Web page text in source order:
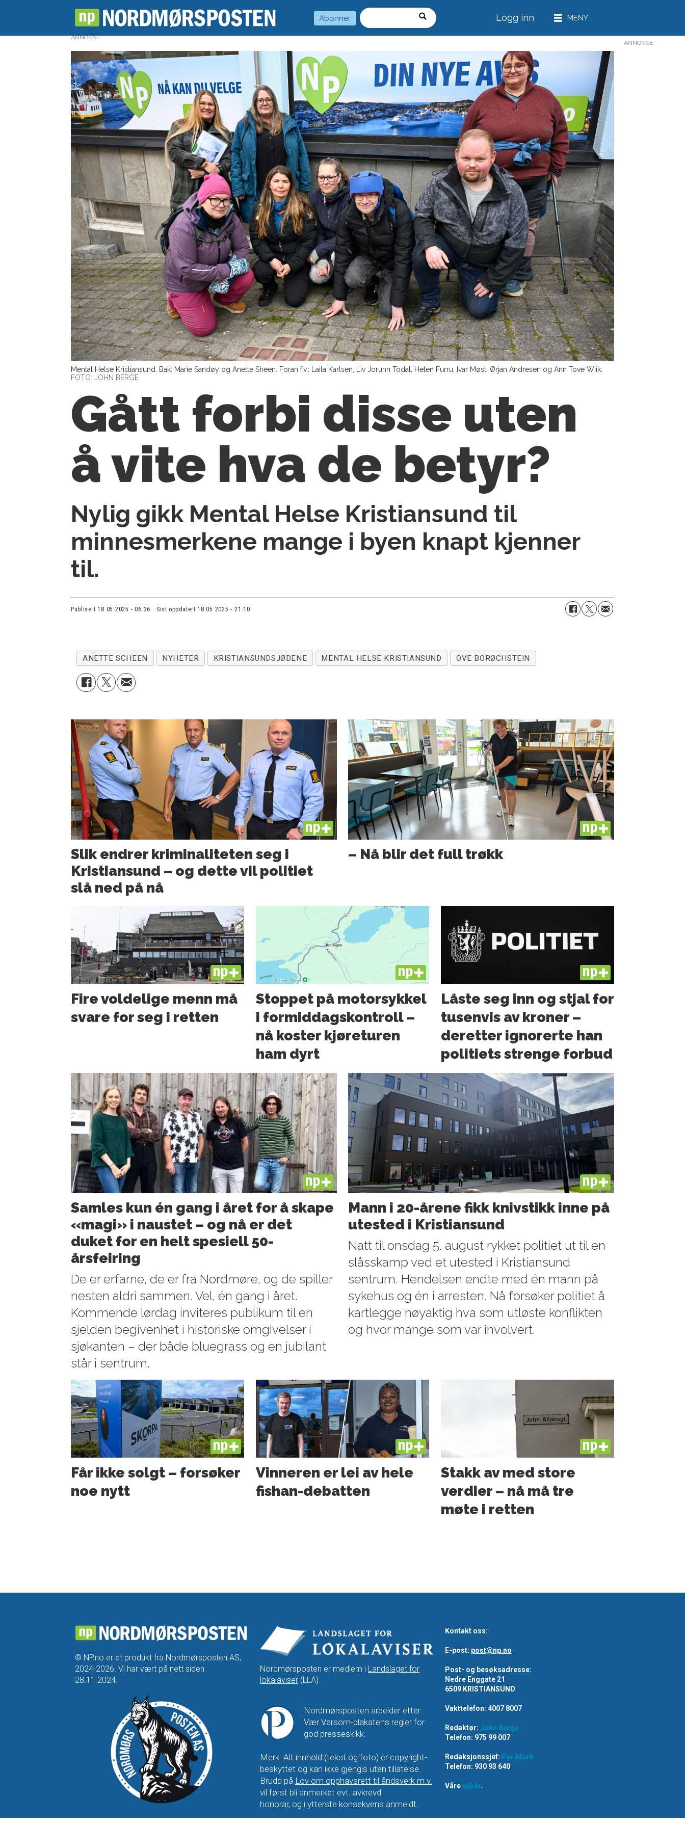
Abonner
Søk
Logg inn
ANNONSE
Mental Helse Kristiansund. Bak: Marie Sandøy og Anette Sheen. Foran f.v.: Laila Karlsen, Liv Jorunn Todal, Helen Furru, Ivar Møst, Ørjan Andresen og Ann Tove Wiik.
FOTO: JOHN BERGE
Gått forbi disse uten
å vite hva de betyr?
Nylig gikk Mental Helse Kristiansund til
minnesmerkene mange i byen knapt kjenner
til.
Publisert 18.05.2025 - 06:36 Sist oppdatert 18.05.2025 - 21:10
ANETTE SCHEEN NYHETER KRISTIANSUNDSJØDENE MENTAL HELSE KRISTIANSUND OVE BORØCHSTEIN
PLUS
Slik endrer kriminaliteten seg i
Kristiansund – og dette vil politiet
slå ned på nå
PLUS
– Nå blir det full trøkk
PLUS
Fire voldelige menn må
svare for seg i retten
PLUS
Stoppet på motorsykkel
i formiddagskontroll –
nå koster kjøreturen
ham dyrt
PLUS
Låste seg inn og stjal for
tusenvis av kroner –
deretter ignorerte han
politiets strenge forbud
PLUS
Samles kun én gang i året for å skape
«magi» i naustet – og nå er det
duket for en helt spesiell 50-
årsfeiring
De er erfarne, de er fra Nordmøre, og de spiller
nesten aldri sammen. Vel, én gang i året.
Kommende lørdag inviteres publikum til en
sjelden begivenhet i historiske omgivelser i
sjøkanten – der både bluegrass og en jubilant
står i sentrum.
PLUS
Mann i 20-årene fikk knivstikk inne på
utested i Kristiansund
Natt til onsdag 5. august rykket politiet ut til en
slåsskamp ved et utested i Kristiansund
sentrum. Hendelsen endte med én mann på
sykehus og én i arresten. Nå forsøker politiet å
kartlegge nøyaktig hva som utløste konflikten
og hvor mange som var involvert.
PLUS
Får ikke solgt – forsøker
noe nytt
PLUS
Vinneren er lei av hele
fishan-debatten
PLUS
Stakk av med store
verdier – nå må tre
møte i retten
ANNONSE
© NP.no er et produkt fra Nordmørsposten AS,
2024-2026. Vi har vært på nett siden
28.11.2024.
Nordmørsposten er medlem i Landslaget for
lokalaviser(LLA).
Nordmørsposten arbeider etter
Vær Varsom-plakatens regler for
god presseskikk.
Merk: Alt innhold (tekst og foto) er copyright-
beskyttet og kan ikke gjengis uten tillatelse.
Brudd på Lov om opphavsrett til åndsverk m.v.
vil først bli anmerket evt. avkrevd
honorar, og i ytterste konsekvens anmeldt.
Kontakt oss:
E-post: post@np.no
Post- og besøksadresse:
Nedre Enggate 21
6509 KRISTIANSUND
Vakttelefon: 4007 8007
Redaktør: John Berge
Telefon: 975 99 007
Redaksjonssjef: Per Mork
Telefon: 930 93 640
Vårevilkår.